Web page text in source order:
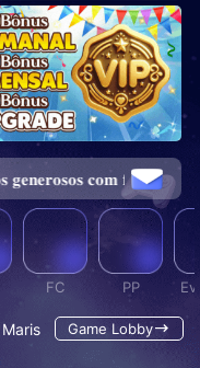
𝐜𝐨𝐦
FC PP
Maris Game Lobby